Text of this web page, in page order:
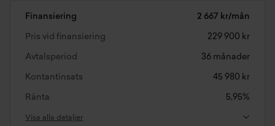
Finansiering 2 667 kr/mån
Pris vid finansiering 229 900 kr
Avtalsperiod 36 månader
Kontantinsats 45 980 kr
Ränta 5,95%
Visa alla detaljer